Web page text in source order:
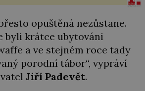
opuštěná nezůstane.
byli krátce ubytováni
a ve stejném roce tady
porodní tábor“, vypráví
Jiří Padevět.